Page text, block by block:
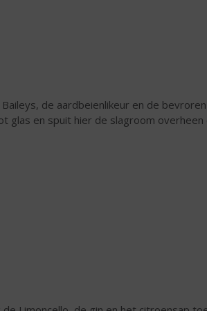
de aardbeienlikeur en de
glas en spuit hier de slagroom